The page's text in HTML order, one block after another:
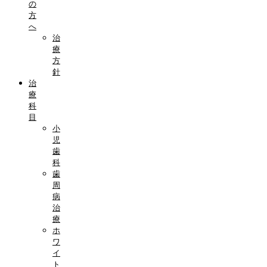
の
方
へ
治
療
方
針
治
療
科
目
小
児
歯
科
歯
周
病
治
療
ホ
ワ
イ
ト